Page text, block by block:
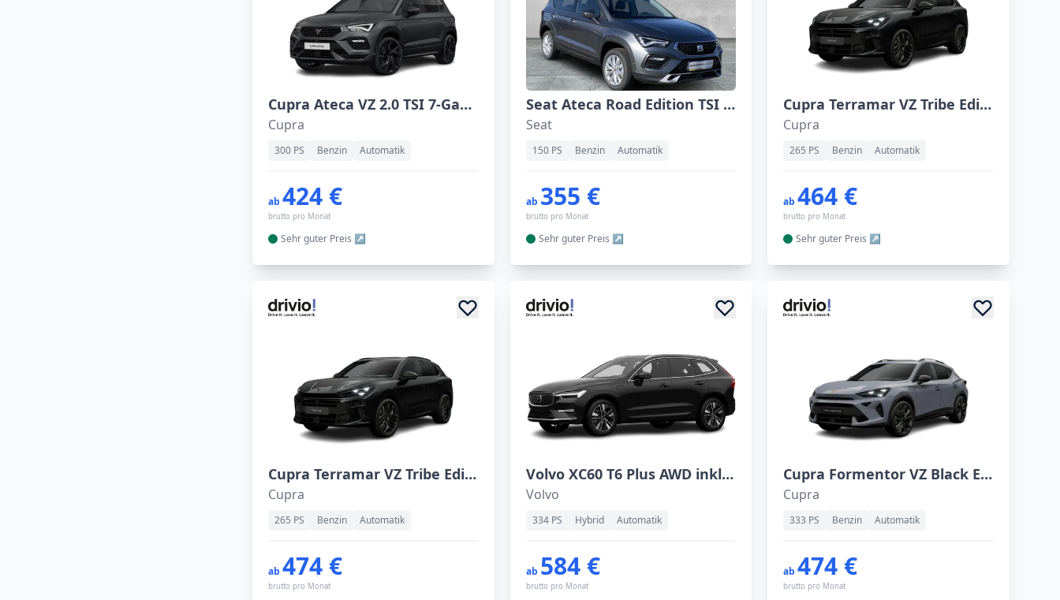
Cupra Ateca VZ 2.0 TSI 7-Gang DSG 4Drive
Cupra
300 PS Benzin Automatik
ab 424 €
brutto pro Monat
Sehr guter Preis
Seat Ateca Road Edition TSI 110 kW (150 PS) 7-Gang DSG ACC, Virtual Cockpit, schwenkbarer AHK, Winterpaket, Rückfahrkamera , Assistenzsystemen
Seat
150 PS Benzin Automatik
ab 355 €
brutto pro Monat
Sehr guter Preis
Cupra Terramar VZ Tribe Edition 2.0 TSI 7-Gang DSG 4Drive
Cupra
265 PS Benzin Automatik
ab464 €
brutto pro Monat
Sehr guter Preis
Cupra Terramar VZ Tribe Edition 2.0 TSI 7-Gang DSG 4Drive
Cupra
265 PS Benzin Automatik
ab 474 €
brutto pro Monat
Volvo XC60 T6 Plus AWD inkl. schwenkbarer Anhängerkupplung
Volvo
334 PS Hybrid Automatik
ab 584 €
brutto pro Monat
Cupra Formentor VZ Black Edition 2.0 TSI 7-Gang DSG 4Drive
Cupra
333 PS Benzin Automatik
ab474 €
brutto pro Monat